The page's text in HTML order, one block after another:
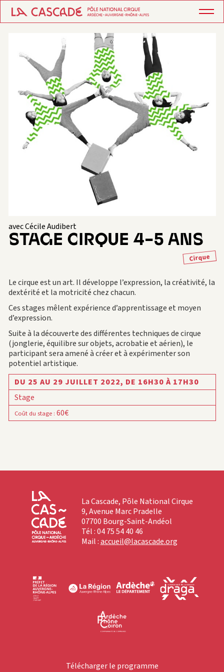
avec Cécile Audibert
STAGE CIRQUE 4-5 ANS
Cirque
Le cirque est un art. Il développe l’expression, la créativité, la
dextérité et la motricité chez chacun.
Ces stages mêlent expérience d’apprentissage et moyen
d’expression.
Suite à la découverte des différentes techniques de cirque
(jonglerie, équilibre sur objets, acrobatie et aérien), le
participant sera amené à créer et à expérimenter son
potentiel artistique.
DU 25 AU 29 JUILLET 2022, DE 16H30 À 17H30
Stage
Coût du stage: 60€
La Cascade, Pôle National Cirque
9, Avenue Marc Pradelle
07700 Bourg-Saint-Andéol
Tél : 04 75 54 40 46
Mail :accueil@lacascade.org
Télécharger le programme